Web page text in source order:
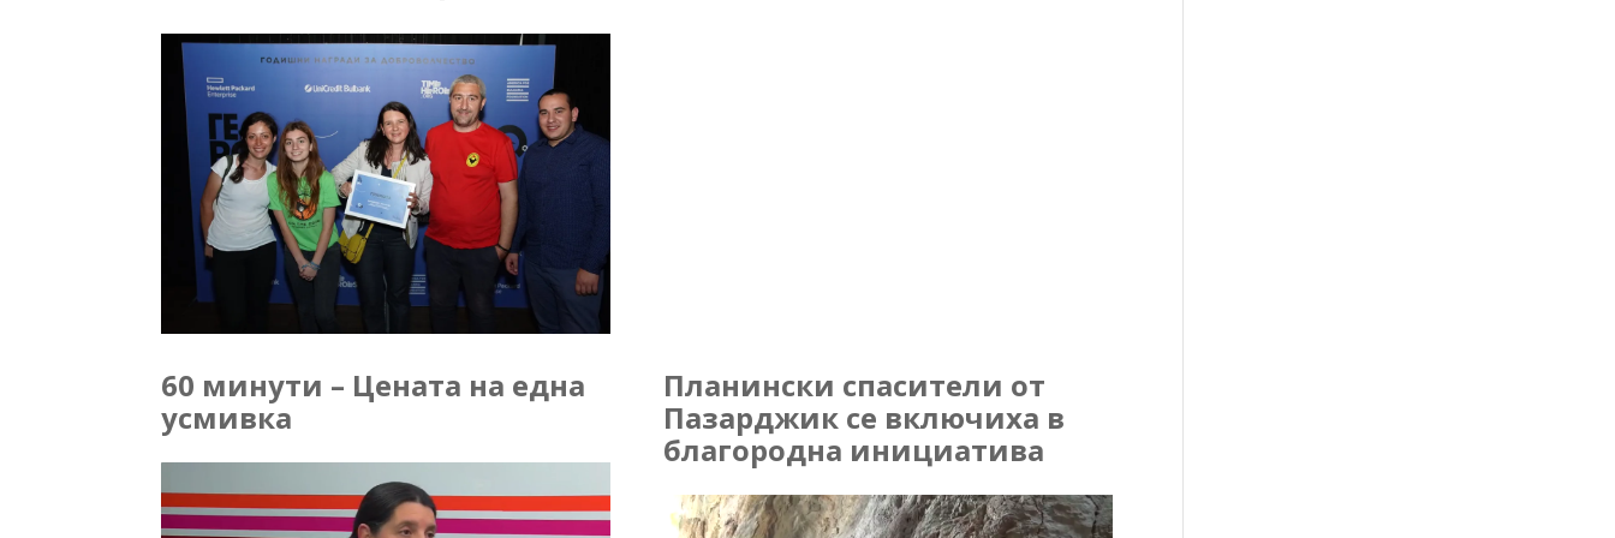
60 минути – Цената на една
усмивка
Планински спасители от
Пазарджик се включиха в
благородна инициатива